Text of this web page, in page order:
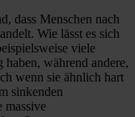
dass Menschen nach
Wie lässt es sich
viele
während andere,
wenn sie ähnlich hart
sinkenden
massive